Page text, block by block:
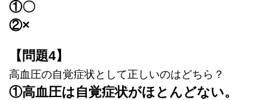
①〇
②×
【問題4】
高血圧の自覚症状として正しいのはどちら？
①高血圧は自覚症状がほとんどない。